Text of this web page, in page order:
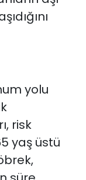
yolu
risk
yaş üstü